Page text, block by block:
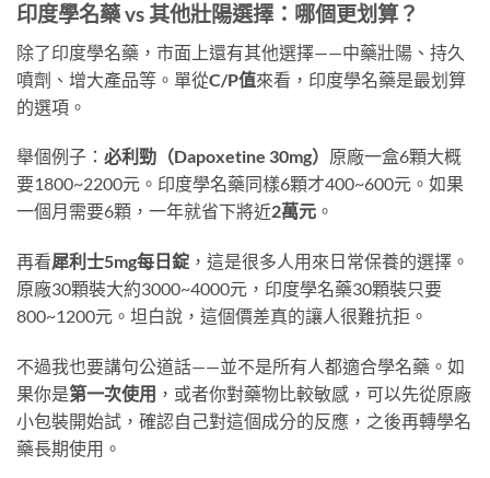
印度學名藥 vs 其他壯陽選擇：哪個更划算？
除了印度學名藥，市面上還有其他選擇——中藥壯陽、持久
噴劑、增大產品等。單從C/P值來看，印度學名藥是最划算
的選項。
舉個例子： 必利勁（Dapoxetine 30mg） 原廠一盒6顆大概
要1800~2200元。印度學名藥同樣6顆才400~600元。如果
一個月需要6顆，一年就省下將近2萬元 。
再看犀利士5mg每日錠 ，這是很多人用來日常保養的選擇。
原廠30顆裝大約3000~4000元，印度學名藥30顆裝只要
800~1200元。坦白說，這個價差真的讓人很難抗拒。
不過我也要講句公道話——並不是所有人都適合學名藥。如
果你是第一次使用 ，或者你對藥物比較敏感，可以先從原廠
小包裝開始試，確認自己對這個成分的反應，之後再轉學名
藥長期使用。